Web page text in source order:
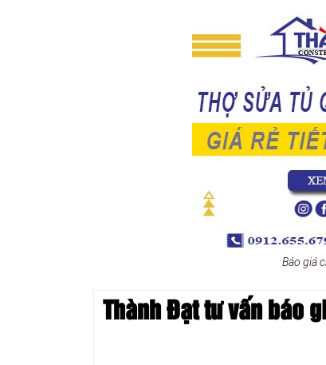
Báo giá
Thành Đạt tư vấn báo